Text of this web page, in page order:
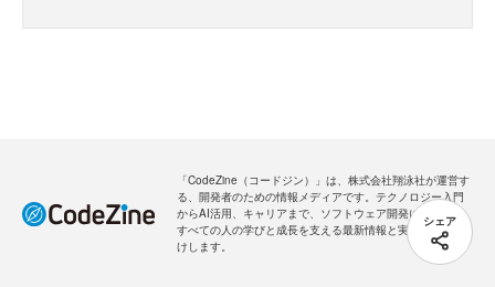
シェア
「CodeZine（コードジン）」は、株式会社翔泳社が運営す
る、開発者のための情報メディアです。テクノロジー入門
からAI活用、キャリアまで、ソフトウェア開発にかかわる
すべての人の学びと成長を支える最新情報と実践知をお届
けします。